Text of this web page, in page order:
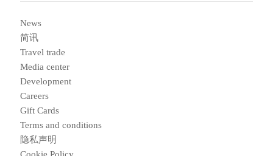
News
简讯
Travel trade
Media center
Development
Careers
Gift Cards
Terms and conditions
隐私声明
Cookie Policy